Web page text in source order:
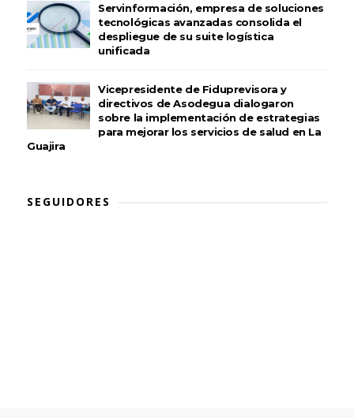
Servinformación, empresa de soluciones
tecnológicas avanzadas consolida el
despliegue de su suite logística
unificada
Vicepresidente de Fiduprevisora y
directivos de Asodegua dialogaron
sobre la implementación de estrategias
para mejorar los servicios de salud en La
Guajira
SEGUIDORES